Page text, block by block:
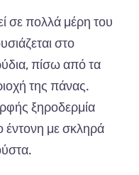
σε πολλά μέρη του
στο
πίσω από τα
της πάνας.
ξηροδερμία
έντονη με σκληρά